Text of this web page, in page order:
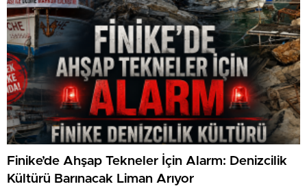
Finike’de Ahşap Tekneler İçin Alarm: Denizcilik
Kültürü Barınacak Liman Arıyor